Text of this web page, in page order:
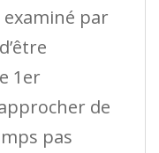
par
1er
de
pas